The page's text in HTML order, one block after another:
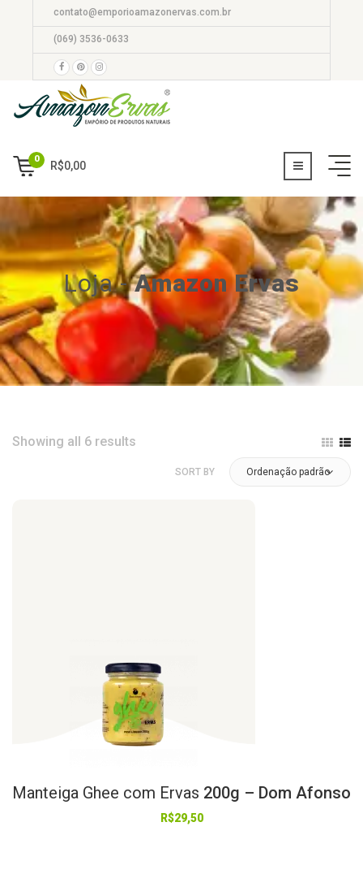
contato@emporioamazonervas.com.br
(069) 3536-0633
0
R$0,00
Loja -Amazon Ervas
Showing all 6 results
SORT BY Ordenação padrão
Manteiga Ghee com Ervas 200g – Dom Afonso
R$29,50